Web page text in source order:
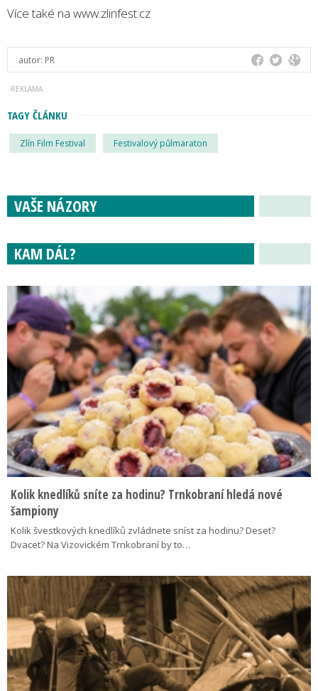
Více také na www.zlinfest.cz
autor: PR
TAGY ČLÁNKU
Zlín Film Festival Festivalový půlmaraton
VAŠE NÁZORY
KAM DÁL?
Kolik knedlíků sníte za hodinu? Trnkobraní hledá nové
šampiony
Kolik švestkových knedlíků zvládnete sníst za hodinu? Deset?
Dvacet? Na Vizovickém Trnkobraní by to…